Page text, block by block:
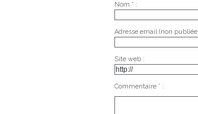
Nom * :
Adresse email (non
Site web :
Commentaire * :